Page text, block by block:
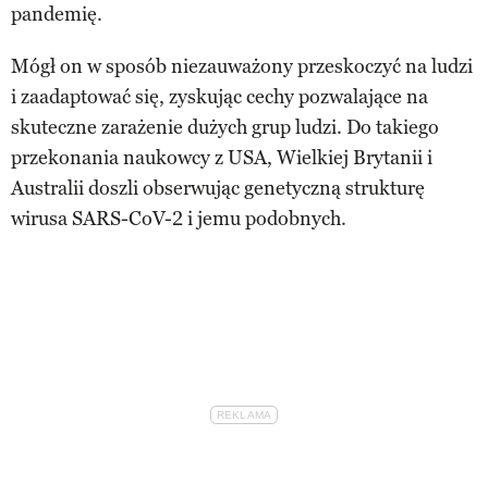
pandemię.
Mógł on w sposób niezauważony przeskoczyć na ludzi
i zaadaptować się, zyskując cechy pozwalające na
skuteczne zarażenie dużych grup ludzi. Do takiego
przekonania naukowcy z USA, Wielkiej Brytanii i
Australii doszli obserwując genetyczną strukturę
wirusa SARS-CoV-2 i jemu podobnych.